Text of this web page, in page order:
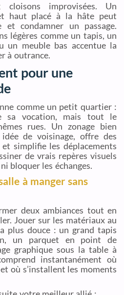
improvisées. Un
haut placé à la hâte peut
et condamner un passage.
légères comme un tapis, un
un meuble bas accentue la
à outrance.
pour une
comme un petit quartier :
sa vocation, mais tout le
rues. Un zonage bien
de voisinage, offre des
et simplifie les déplacements
de vrais repères visuels
bloquer les échanges.
à manger sans
deux ambiances tout en
Jouer sur les matériaux au
plus douce : un grand tapis
un parquet en point de
graphique sous la table à
instantanément où
où s’installent les moments